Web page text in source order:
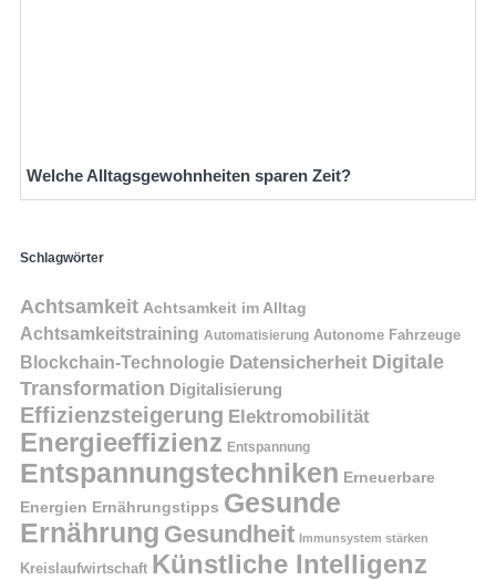
Welche Alltagsgewohnheiten sparen Zeit?
Schlagwörter
Achtsamkeit Achtsamkeit im Alltag
Achtsamkeitstraining Automatisierung Autonome Fahrzeuge
Blockchain-Technologie Datensicherheit Digitale
Transformation Digitalisierung
Effizienzsteigerung Elektromobilität
Energieeffizienz Entspannung
Entspannungstechniken Erneuerbare
Energien Ernährungstipps Gesunde
Ernährung Gesundheit Immunsystem stärken
Kreislaufwirtschaft Künstliche Intelligenz